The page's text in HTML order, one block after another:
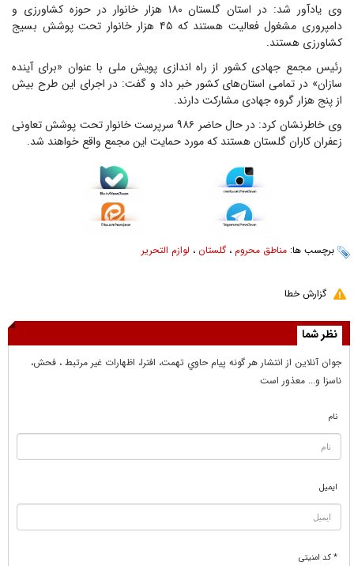
وی یادآور شد: در استان گلستان ۱۸۰ هزار خانوار در حوزه کشاورزی و
دامپروری مشغول فعالیت هستند که ۴۵ هزار خانوار تحت پوشش بسیج
کشاورزی هستند.
رئیس مجمع جهادی کشور از راه اندازی پویش ملی با عنوان «برای آینده
سازان» در تمامی استان‌های کشور خبر داد و گفت: در اجرای این طرح بیش
از پنج هزار گروه جهادی مشارکت دارند.
وی خاطرنشان کرد: در حال حاضر ۹۸۶ سرپرست خانوار تحت پوشش تعاونی
زعفران کاران گلستان هستند که مورد حمایت این مجمع واقع خواهند شد.
برچسب ها: مناطق محروم ، گلستان ، لوازم التحریر
گزارش خطا
نظر شما
جوان آنلاين از انتشار هر گونه پيام حاوي تهمت، افترا، اظهارات غير مرتبط ، فحش،
ناسزا و... معذور است
نام
ایمیل
* کد امنیتی